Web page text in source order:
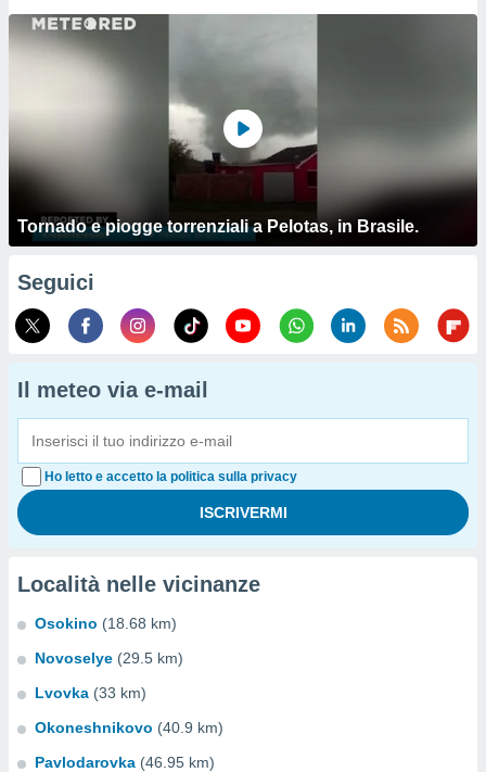
Tornado e piogge torrenziali a Pelotas, in Brasile.
Seguici
Il meteo via e-mail
Ho letto e accetto la politica sulla privacy
Località nelle vicinanze
Osokino (18.68 km)
Novoselye (29.5 km)
Lvovka (33 km)
Okoneshnikovo (40.9 km)
Pavlodarovka (46.95 km)